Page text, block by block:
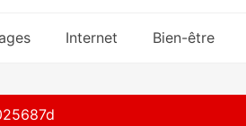
Internet Bien-être